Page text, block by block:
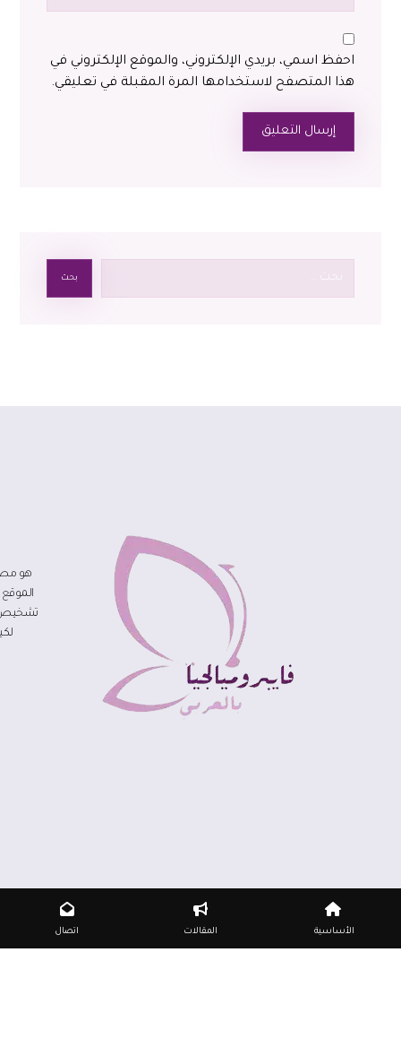
احفظ اسمي، بريدي الإلكتروني، والموقع الإلكتروني في
هذا المتصفح لاستخدامها المرة المقبلة في تعليقي.
إرسال التعليق
بحث
هو
تشخيص
الأساسية المقالات اتصال